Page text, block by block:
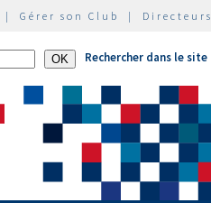
| Gérer son Club |
Rechercher dans le site